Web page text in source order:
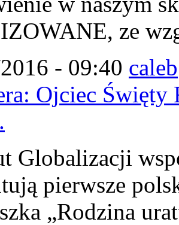
ze
- 09:40 caleb
Ojciec Święty
Globalizacji
pierwsze
„Rodzina